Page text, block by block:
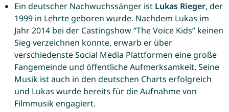
Ein deutscher Nachwuchssänger ist Lukas Rieger, der
1999 in Lehrte geboren wurde. Nachdem Lukas im
Jahr 2014 bei der Castingshow “The Voice Kids” keinen
Sieg verzeichnen konnte, erwarb er über
verschiedenste Social Media Plattformen eine große
Fangemeinde und öffentliche Aufmerksamkeit. Seine
Musik ist auch in den deutschen Charts erfolgreich
und Lukas wurde bereits für die Aufnahme von
Filmmusik engagiert.